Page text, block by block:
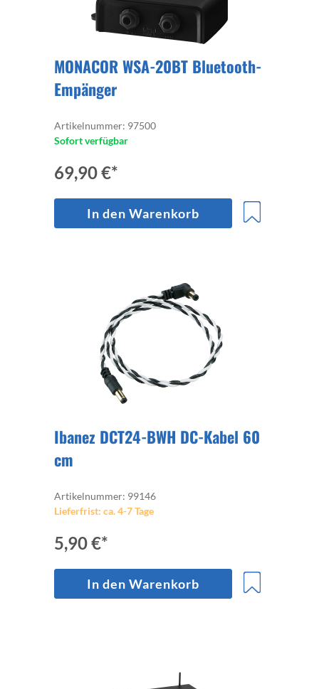
MONACOR WSA-20BT Bluetooth-
Empänger
Artikelnummer: 97500
Sofort verfügbar
69,90 €*
In den Warenkorb
Ibanez DCT24-BWH DC-Kabel 60
cm
Artikelnummer: 99146
Lieferfrist: ca. 4-7 Tage
5,90 €*
In den Warenkorb